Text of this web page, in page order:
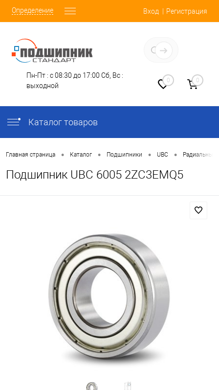
Определение Вход Регистрация
Пн-Пт : с 08:30 до 17:00 Сб, Вс :
выходной
0 0
Каталог товаров
Главная страница • Каталог • Подшипники • UBC • Радиальные
Подшипник UBC 6005 2ZC3EMQ5